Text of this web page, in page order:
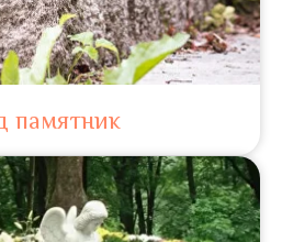
памятник